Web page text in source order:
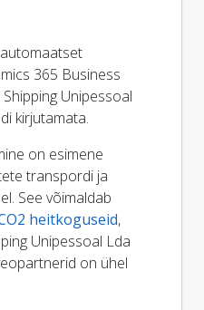
365 Business
Unipessoal
kirjutamata.
on esimene
transpordi ja
See võimaldab
heitkoguseid,
Unipessoal Lda
on ühel